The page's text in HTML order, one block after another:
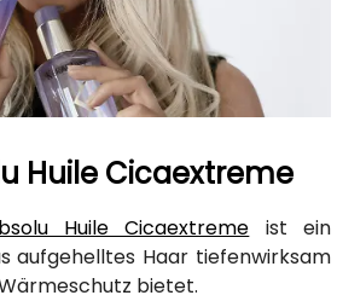
Huile Cicaextreme
Huile Cicaextreme ist ein
aufgehelltes Haar tiefenwirksam
bietet.